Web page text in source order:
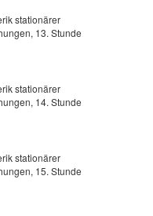
stationärer
13. Stunde
stationärer
14. Stunde
stationärer
15. Stunde